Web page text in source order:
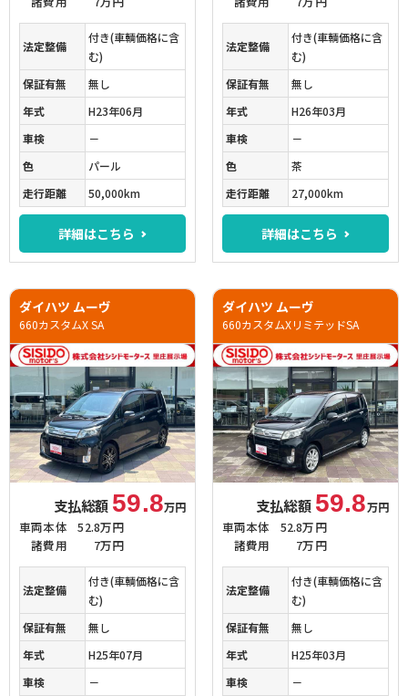
法定整備
付き(車輌価格に含
む)
保証有無
無し
年式
H23年06月
車検
－
色
パール
走行距離
50,000km
詳細はこちら
法定整備
付き(車輌価格に含
む)
保証有無
無し
年式
H26年03月
車検
－
色
茶
走行距離
27,000km
詳細はこちら
ダイハツ ムーヴ
660カスタムX SA
支払総額 59.8万円
車両本体
52.8万円
諸費用
7万円
法定整備
付き(車輌価格に含
む)
保証有無
無し
年式
H25年07月
車検
－
ダイハツ ムーヴ
660カスタムXリミテッドSA
支払総額 59.8万円
車両本体
52.8万円
諸費用
7万円
法定整備
付き(車輌価格に含
む)
保証有無
無し
年式
H25年03月
車検
－